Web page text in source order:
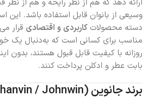
ارائه دهد که هم از نظر رایحه و هم از
وسیعی از بانوان قابل استفاده باشد. این
دسته محصولاتکاربردی و اقتصادی قرار
مناسب برای کسانی است که به‌دنبال یک
روزانه با کیفیت قابل قبول هستند، بدون
بابت عطر و ادکلن پرداخت کنند.
برند جانوین (Johanvin / Johnwin) چیست؟